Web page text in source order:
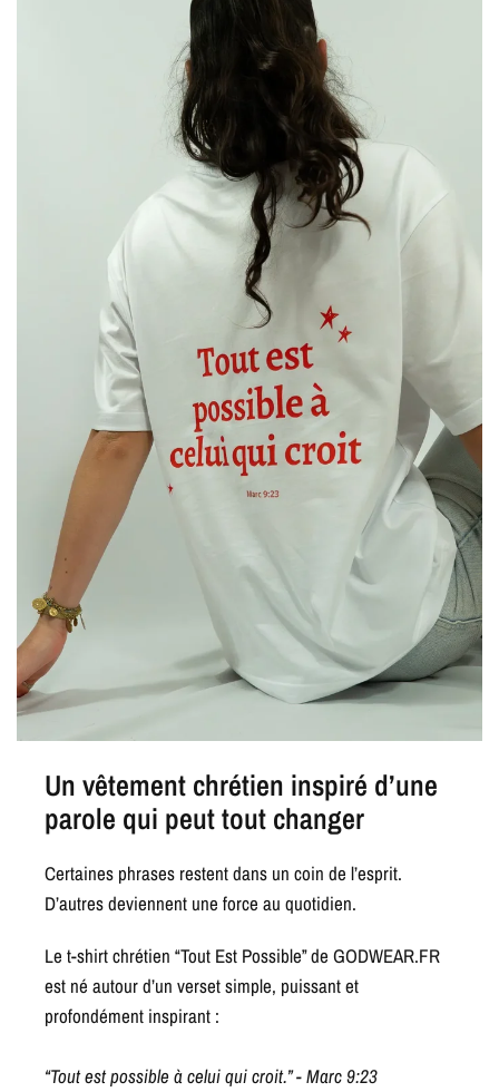
Un vêtement chrétien inspiré d’une
parole qui peut tout changer
Certaines phrases restent dans un coin de l’esprit.
D’autres deviennent une force au quotidien.
Le t-shirt chrétien “Tout Est Possible” de GODWEAR.FR
est né autour d’un verset simple, puissant et
profondément inspirant :
“Tout est possible à celui qui croit.” - Marc 9:23